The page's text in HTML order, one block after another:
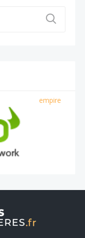
empire